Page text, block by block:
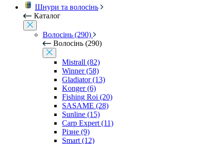
Шнури та волосінь
Каталог
Волосінь (290)
Волосінь (290)
Mistrall (82)
Winner (58)
Gladiator (13)
Konger (6)
Fishing Roi (20)
SASAME (28)
Sunline (15)
Carp Expert (11)
Різне (9)
Smart (12)